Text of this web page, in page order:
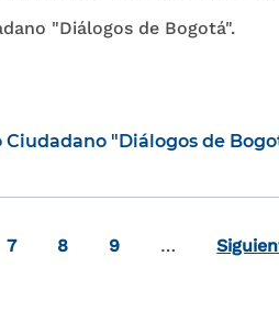
"Diálogos de Bogotá".
"Diálogos de
Page
7 Page
8 Page
9 …